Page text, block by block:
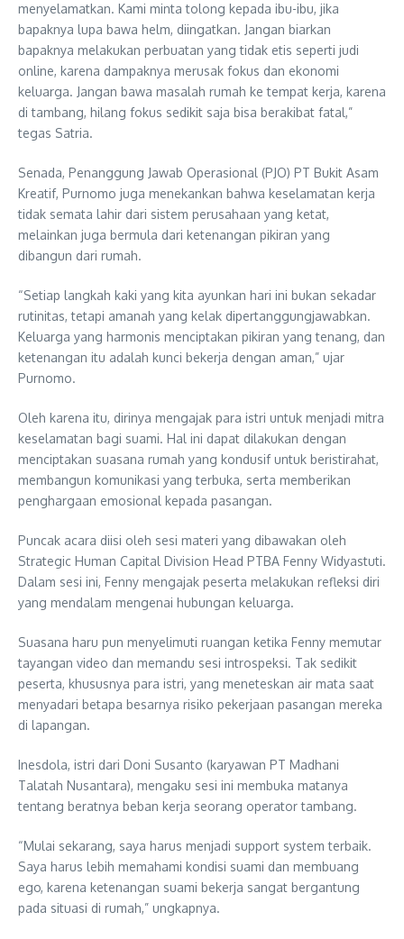
menyelamatkan. Kami minta tolong kepada ibu-ibu, jika
bapaknya lupa bawa helm, diingatkan. Jangan biarkan
bapaknya melakukan perbuatan yang tidak etis seperti judi
online, karena dampaknya merusak fokus dan ekonomi
keluarga. Jangan bawa masalah rumah ke tempat kerja, karena
di tambang, hilang fokus sedikit saja bisa berakibat fatal,”
tegas Satria.
Senada, Penanggung Jawab Operasional (PJO) PT Bukit Asam
Kreatif, Purnomo juga menekankan bahwa keselamatan kerja
tidak semata lahir dari sistem perusahaan yang ketat,
melainkan juga bermula dari ketenangan pikiran yang
dibangun dari rumah.
“Setiap langkah kaki yang kita ayunkan hari ini bukan sekadar
rutinitas, tetapi amanah yang kelak dipertanggungjawabkan.
Keluarga yang harmonis menciptakan pikiran yang tenang, dan
ketenangan itu adalah kunci bekerja dengan aman,” ujar
Purnomo.
Oleh karena itu, dirinya mengajak para istri untuk menjadi mitra
keselamatan bagi suami. Hal ini dapat dilakukan dengan
menciptakan suasana rumah yang kondusif untuk beristirahat,
membangun komunikasi yang terbuka, serta memberikan
penghargaan emosional kepada pasangan.
Puncak acara diisi oleh sesi materi yang dibawakan oleh
Strategic Human Capital Division Head PTBA Fenny Widyastuti.
Dalam sesi ini, Fenny mengajak peserta melakukan refleksi diri
yang mendalam mengenai hubungan keluarga.
Suasana haru pun menyelimuti ruangan ketika Fenny memutar
tayangan video dan memandu sesi introspeksi. Tak sedikit
peserta, khususnya para istri, yang meneteskan air mata saat
menyadari betapa besarnya risiko pekerjaan pasangan mereka
di lapangan.
Inesdola, istri dari Doni Susanto (karyawan PT Madhani
Talatah Nusantara), mengaku sesi ini membuka matanya
tentang beratnya beban kerja seorang operator tambang.
“Mulai sekarang, saya harus menjadi support system terbaik.
Saya harus lebih memahami kondisi suami dan membuang
ego, karena ketenangan suami bekerja sangat bergantung
pada situasi di rumah,” ungkapnya.